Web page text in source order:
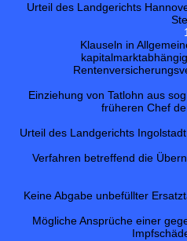
Urteil des Landgerichts
Klauseln in
Einziehung von Tatlohn aus
früheren Chef
Urteil des Landgerichts
Verfahren betreffend die
Keine Abgabe unbefüllter
Mögliche Ansprüche einer